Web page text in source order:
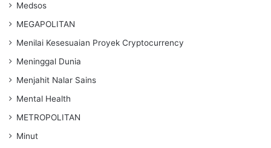
Medsos
MEGAPOLITAN
Menilai Kesesuaian Proyek Cryptocurrency
Meninggal Dunia
Menjahit Nalar Sains
Mental Health
METROPOLITAN
Minut